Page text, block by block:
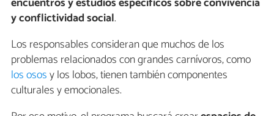
y conflictividad social.
Los responsables consideran que muchos de los
problemas relacionados con grandes carnívoros, como
los ososy los lobos, tienen también componentes
culturales y emocionales.